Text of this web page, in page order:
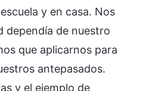
y en casa. Nos
dependía de nuestro
que aplicarnos para
antepasados.
y el ejemplo de